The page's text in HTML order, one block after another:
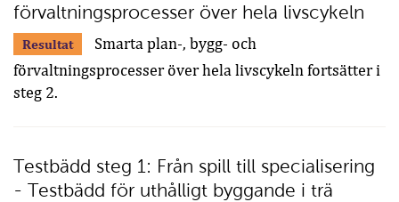
förvaltningsprocesser över hela livscykeln
Resultat
Smarta plan-, bygg- och
förvaltningsprocesser över hela livscykeln fortsätter i
steg 2.
Testbädd steg 1: Från spill till specialisering
- Testbädd för uthålligt byggande i trä